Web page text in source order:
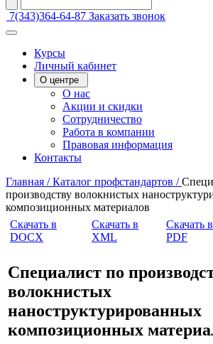
7(343)364-64-87 Заказать звонок
Курсы
Личный кабинет
О центре
О нас
Акции и скидки
Сотрудничество
Работа в компании
Правовая информация
Контакты
Главная /Каталог профстандартов /
производству волокнистых
композиционных материалов
Скачать в
DOCX
Скачать в
XML
Скачать в
PDF
Специалист по
волокнистых
наноструктурированных
композиционных